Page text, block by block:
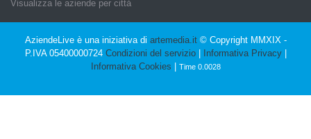
Visualizza le aziende per città
AziendeLive è una iniziativa di artemedia.it© Copyright MMXIX -
P.IVA 05400000724 Condizioni del servizio| Informativa Privacy|
Informativa Cookies | Time 0.0028